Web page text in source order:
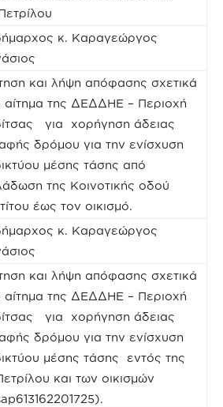
κ. Καραγεώργος
και λήψη απόφασης σχετικά
αίτημα της ΔΕΔΔΗΕ – Περιοχή
για χορήγηση άδειας
δρόμου για την ενίσχυση
μέσης τάσης από
της Κοινοτικής οδού
έως τον οικισμό.
κ. Καραγεώργος
και λήψη απόφασης σχετικά
αίτημα της ΔΕΔΔΗΕ – Περιοχή
για χορήγηση άδειας
δρόμου για την ενίσχυση
μέσης τάσης εντός της
και των οικισμών